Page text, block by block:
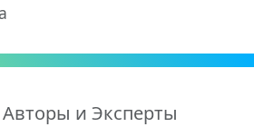
Авторы и Эксперты